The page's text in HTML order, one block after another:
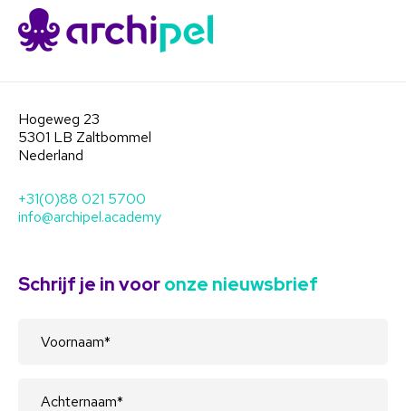
gemiddeld:
inkoopmanagement;
20% meer opleiden, voor hetzelfde
Besparen op minimaal 1fte dankzij
operationele ontzorging. Personeel
strategische vraagstukken kunnen
focussen;
opleidingsaanbod dat wordt
Hun aantrekkingskracht als werkgever
Hogeweg 23
5301 LB Zaltbommel
Nederland
+31(0)88 021 5700
info@archipel.academy
Schrijf je in vooronze nieuwsbrief